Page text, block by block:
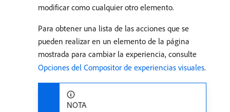
modificar como cualquier otro elemento.
Para obtener una lista de las acciones que se
pueden realizar en un elemento de la página
mostrada para cambiar la experiencia, consulte
Opciones del Compositor de experiencias visuales.
NOTA